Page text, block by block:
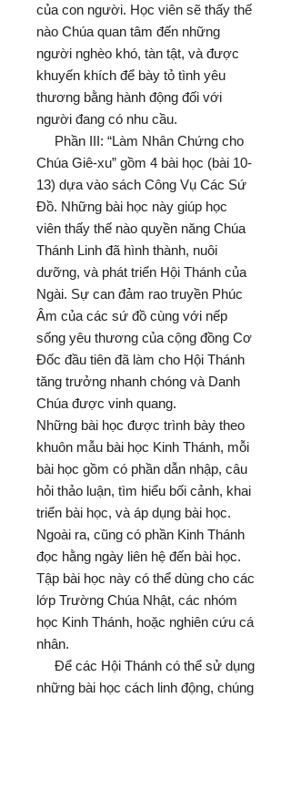
của con người. Học viên sẽ thấy thế
nào Chúa quan tâm đến những
người nghèo khó, tàn tật, và được
khuyến khích để bày tỏ tình yêu
thương bằng hành động đối với
người đang có nhu cầu.
Phần III: “Làm Nhân Chứng cho
Chúa Giê-xu” gồm 4 bài học (bài 10-
13) dựa vào sách Công Vụ Các Sứ
Đồ. Những bài học này giúp học
viên thấy thế nào quyền năng Chúa
Thánh Linh đã hình thành, nuôi
dưỡng, và phát triển Hội Thánh của
Ngài. Sự can đảm rao truyền Phúc
Âm của các sứ đồ cùng với nếp
sống yêu thương của cộng đồng Cơ
Đốc đầu tiên đã làm cho Hội Thánh
tăng trưởng nhanh chóng và Danh
Chúa được vinh quang.
Những bài học được trình bày theo
khuôn mẫu bài học Kinh Thánh, mỗi
bài học gồm có phần dẫn nhập, câu
hỏi thảo luận, tìm hiểu bối cảnh, khai
triển bài học, và áp dụng bài học.
Ngoài ra, cũng có phần Kinh Thánh
đọc hằng ngày liên hệ đến bài học.
Tập bài học này có thể dùng cho các
lớp Trường Chúa Nhật, các nhóm
học Kinh Thánh, hoặc nghiên cứu cá
nhân.
Để các Hội Thánh có thể sử dụng
những bài học cách linh động, chúng